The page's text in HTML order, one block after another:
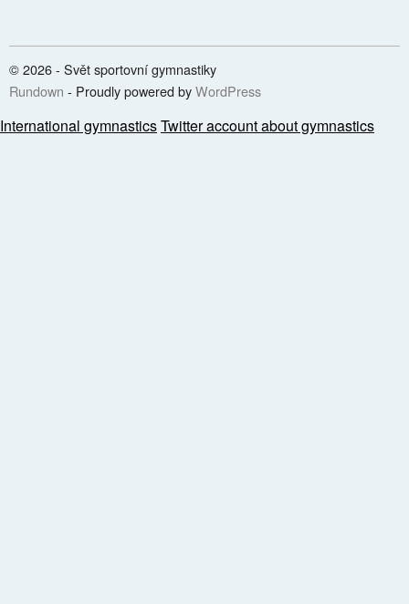
© 2026 - Svět sportovní gymnastiky
Rundown - Proudly powered byWordPress
International gymnasticsTwitter account about gymnastics